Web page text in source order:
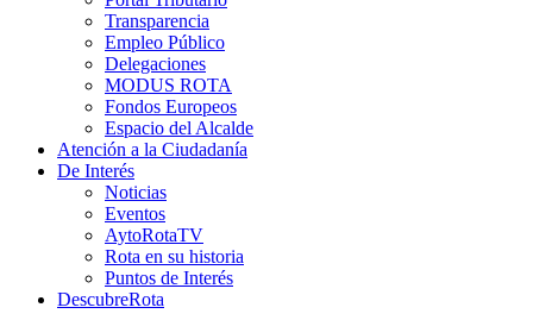
Transparencia
Empleo Público
Delegaciones
MODUS ROTA
Fondos Europeos
Espacio del Alcalde
Atención a la Ciudadanía
De Interés
Noticias
Eventos
AytoRotaTV
Rota en su historia
Puntos de Interés
DescubreRota